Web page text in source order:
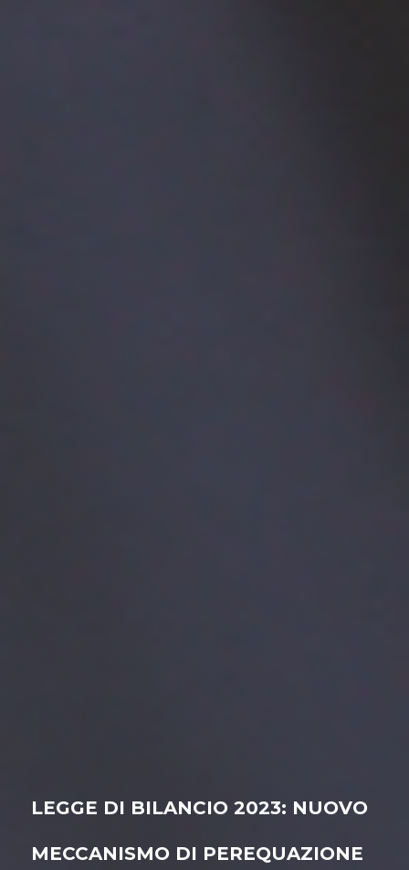
LEGGE DI BILANCIO 2023: NUOVO
MECCANISMO DI PEREQUAZIONE